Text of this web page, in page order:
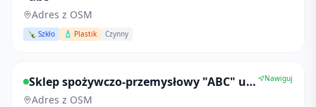
Adres z OSM
🍾 Szkło 🧴 Plastik Czynny
Sklep spożywczo-przemysłowy "ABC" u Drozda
Adres z OSM
Nawiguj